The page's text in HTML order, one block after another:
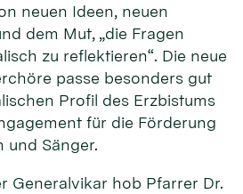
neuen Ideen, neuen
dem Mut, „die Fragen
zu reflektieren“. Die neue
passe besonders gut
Profil des Erzbistums
für die Förderung
und Sänger.
Generalvikar hob Pfarrer Dr.